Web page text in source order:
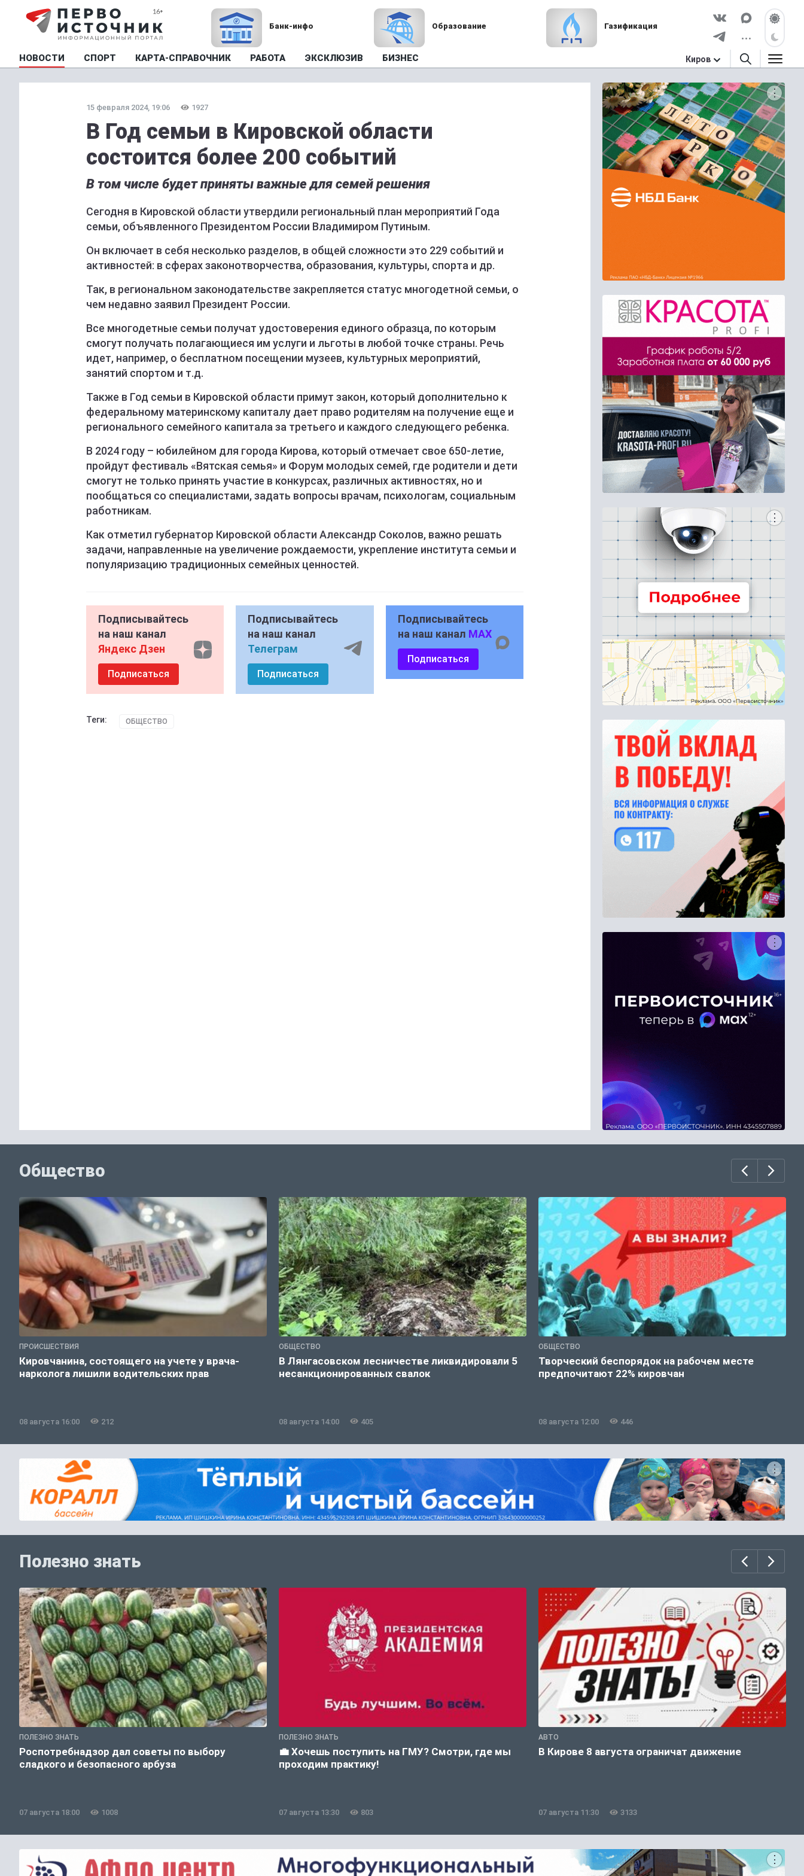
Банк-инфо Образование Газификация
НОВОСТИ СПОРТ КАРТА-СПРАВОЧНИК РАБОТА ЭКСКЛЮЗИВ БИЗНЕС Киров
15 февраля 2024, 19:06 1927
В Год семьи в Кировской области
состоится более 200 событий
В том числе будет приняты важные для семей решения
Сегодня в Кировской области утвердили региональный план мероприятий Года
семьи, объявленного Президентом России Владимиром Путиным.
Он включает в себя несколько разделов, в общей сложности это 229 событий и
активностей: в сферах законотворчества, образования, культуры, спорта и др.
Так, в региональном законодательстве закрепляется статус многодетной семьи, о
чем недавно заявил Президент России.
Все многодетные семьи получат удостоверения единого образца, по которым
смогут получать полагающиеся им услуги и льготы в любой точке страны. Речь
идет, например, о бесплатном посещении музеев, культурных мероприятий,
занятий спортом и т.д.
Также в Год семьи в Кировской области примут закон, который дополнительно к
федеральному материнскому капиталу дает право родителям на получение еще и
регионального семейного капитала за третьего и каждого следующего ребенка.
В 2024 году – юбилейном для города Кирова, который отмечает свое 650-летие,
пройдут фестиваль «Вятская семья» и Форум молодых семей, где родители и дети
смогут не только принять участие в конкурсах, различных активностях, но и
пообщаться со специалистами, задать вопросы врачам, психологам, социальным
работникам.
Как отметил губернатор Кировской области Александр Соколов, важно решать
задачи, направленные на увеличение рождаемости, укрепление института семьи и
популяризацию традиционных семейных ценностей.
Подписывайтесь
на наш канал
Яндекс Дзен
Подписаться
Подписывайтесь
на наш канал
Телеграм
Подписаться
Подписывайтесь
на наш канал MAX
Подписаться
Теги: ОБЩЕСТВО
Общество
ПРОИСШЕСТВИЯ
Кировчанина, состоящего на учете у врача-
нарколога лишили водительских прав
08 августа 16:00 212
ОБЩЕСТВО
В Лянгасовском лесничестве ликвидировали 5
несанкционированных свалок
08 августа 14:00 405
ОБЩЕСТВО
Творческий беспорядок на рабочем месте
предпочитают 22% кировчан
08 августа 12:00 446
Полезно знать
ПОЛЕЗНО ЗНАТЬ
Роспотребнадзор дал советы по выбору
сладкого и безопасного арбуза
07 августа 18:00 1008
ПОЛЕЗНО ЗНАТЬ
💼 Хочешь поступить на ГМУ? Смотри, где мы
проходим практику!
07 августа 13:30 803
АВТО
В Кирове 8 августа ограничат движение
07 августа 11:30 3133